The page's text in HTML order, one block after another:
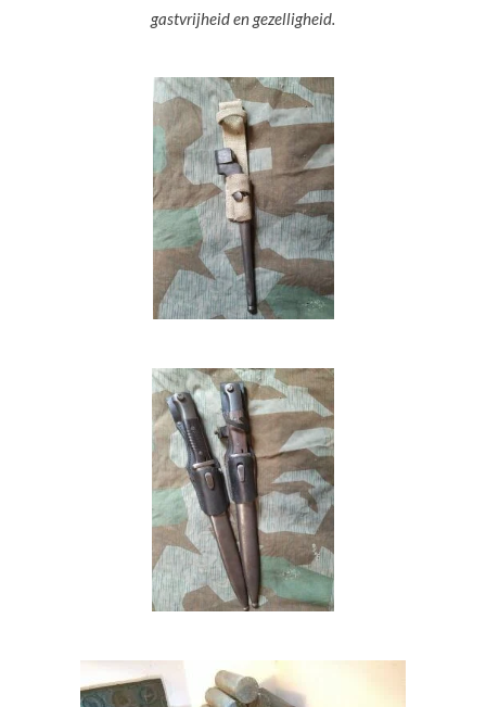
gastvrijheid en gezelligheid.